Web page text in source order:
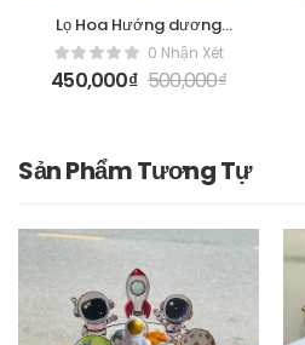
Lọ Hoa Hướng dương
Handmade Kẽm Nhung
0 Nhận Xét
450,000₫ 500,000₫
Sản Phẩm Tương Tự